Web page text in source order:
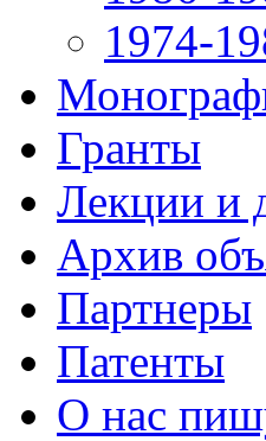
1974-
Гранты
Лекции и
Архив
Партнеры
Патенты
О нас